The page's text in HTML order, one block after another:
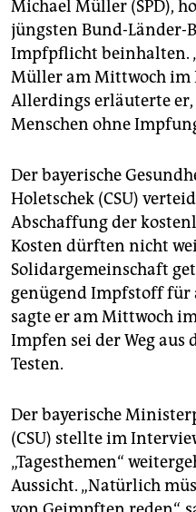
Michael Müller (SPD),
jüngsten Bund-Länder-
Impfpflicht beinhalten.
Müller am Mittwoch im
Allerdings erläuterte er,
Menschen ohne
Der bayerische
Holetschek (CSU)
Abschaffung der
Kosten dürften nicht
Solidargemeinschaft
genügend Impfstoff für
sagte er am Mittwoch
Impfen sei der Weg aus
Testen.
Der bayerische
(CSU) stellte im
„Tagesthemen“
Aussicht. „Natürlich